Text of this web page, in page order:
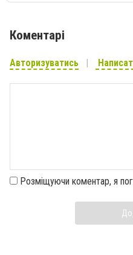
Коментарі
Авторизуватись
Розміщуючи коментар, я